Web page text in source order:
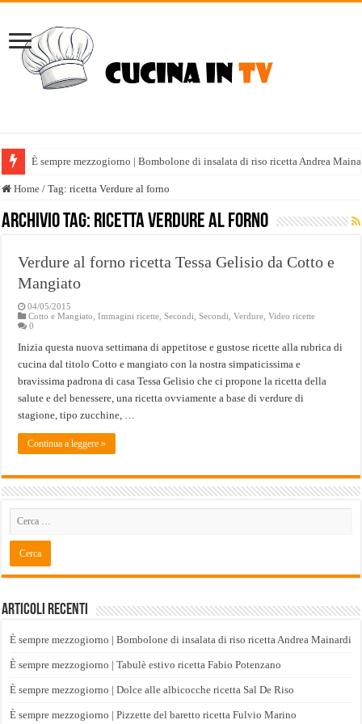
È sempre mezzogiorno | Bombolone di insalata di riso ricetta Andrea
Home / Tag:ricetta Verdure al forno
Archivio tag: ricetta Verdure al forno
Verdure al forno ricetta Tessa Gelisio da Cotto e
Mangiato
04/05/2015
Cotto e Mangiato ,Immagini ricette ,Secondi ,Secondi ,Verdure ,Video ricette
0
Inizia questa nuova settimana di appetitose e gustose ricette alla rubrica di
cucina dal titolo Cotto e mangiato con la nostra simpaticissima e
bravissima padrona di casa Tessa Gelisio che ci propone la ricetta della
salute e del benessere, una ricetta ovviamente a base di verdure di
stagione, tipo zucchine, …
Continua a leggere »
Articoli recenti
È sempre mezzogiorno | Bombolone di insalata di riso ricetta Andrea Mainardi
È sempre mezzogiorno | Tabulè estivo ricetta Fabio Potenzano
È sempre mezzogiorno | Dolce alle albicocche ricetta Sal De Riso
È sempre mezzogiorno | Pizzette del baretto ricetta Fulvio Marino